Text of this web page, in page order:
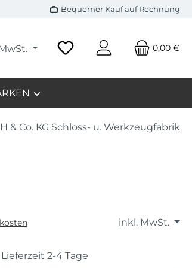
Bequemer Kauf auf Rechnung
0,00 €
& Co. KG Schloss- u. Werkzeugfabrik
inkl. MwSt.
2-4 Tage